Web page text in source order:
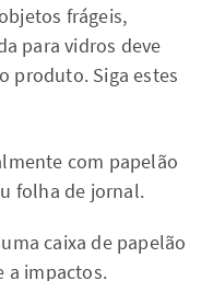
frágeis,
para vidros deve
produto. Siga estes
com papelão
folha de jornal.
caixa de papelão
a impactos.